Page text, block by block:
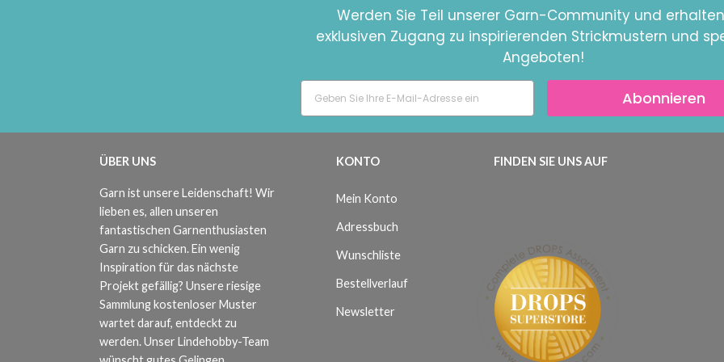
Werden Sie Teil unserer Garn-Community und
exklusiven Zugang zu inspirierenden Strickmustern und
Angeboten!
Abonnieren
ÜBER UNS
Garn ist unsere Leidenschaft! Wir
lieben es, allen unseren
fantastischen Garnenthusiasten
Garn zu schicken. Ein wenig
Inspiration für das nächste
Projekt gefällig? Unsere riesige
Sammlung kostenloser Muster
wartet darauf, entdeckt zu
werden. Unser Lindehobby-Team
KONTO
Mein Konto
Adressbuch
Wunschliste
Bestellverlauf
Newsletter
FINDEN SIE UNS AUF